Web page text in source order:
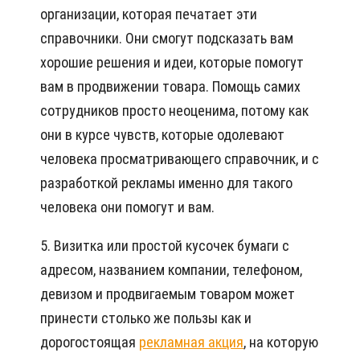
организации, которая печатает эти
справочники. Они смогут подсказать вам
хорошие решения и идеи, которые помогут
вам в продвижении товара. Помощь самих
сотрудников просто неоценима, потому как
они в курсе чувств, которые одолевают
человека просматривающего справочник, и с
разработкой рекламы именно для такого
человека они помогут и вам.
5. Визитка или простой кусочек бумаги с
адресом, названием компании, телефоном,
девизом и продвигаемым товаром может
принести столько же пользы как и
дорогостоящая рекламная акция, на которую